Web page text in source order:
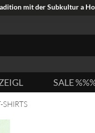
mit der Subkultur a
SALE
SHIRTS